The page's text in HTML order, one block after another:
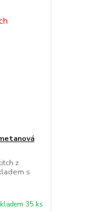
z
s
35 ks